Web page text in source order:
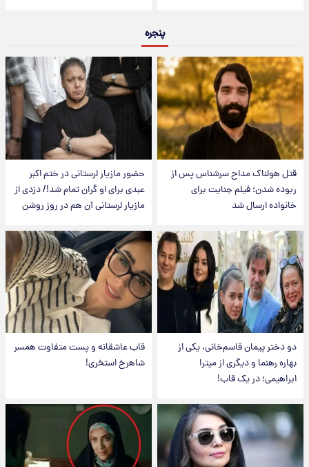
پنجره
قتل هولناک مداح سرشناس پس از
ربوده شدن؛ فیلم جنایت برای
خانواده ارسال شد
حضور مازیار لرستانی در ختم اکبر
عبدی برای او گران تمام شد!/ دزدی از
مازیار لرستانی آن هم در روز روشن
دو دختر پیمان قاسم‌خانی، یکی از
بهاره رهنما و دیگری از میترا
ابراهیمی؛ در یک قاب!
قاب عاشقانه و پست متفاوت همسر
شاهرخ استخری!